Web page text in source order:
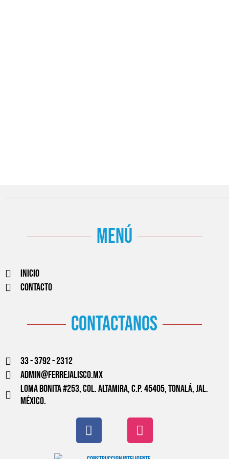
menú
Inicio
Contacto
contactanos
33 - 3792 - 2312
admin@ferrejalisco.mx
Loma Bonita #253, Col. Altamira, C.P. 45405, Tonalá, Jal.
México.
F
a
I
n